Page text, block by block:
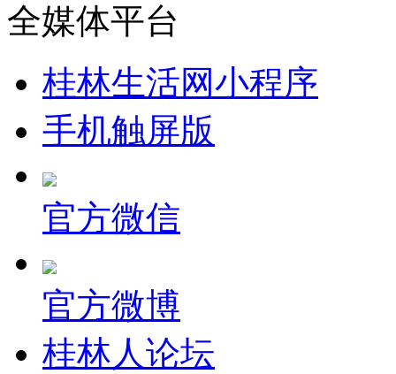
全媒体平台
桂林生活网小程序
手机触屏版
官方微信
官方微博
桂林人论坛